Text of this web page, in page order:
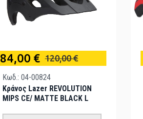
84,00 € 120,00 €
Κωδ.: 04-00824
Κράνος Lazer REVOLUTION
MIPS CE/ MATTE BLACK L